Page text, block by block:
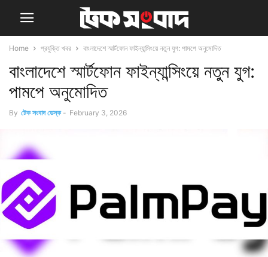
Home প্রযুক্তি খবর বাংলাদেশে স্মার্টফোন ফাইন্যান্সিংয়ে নতুন যুগ: পামপে অনুমোদিত
বাংলাদেশে স্মার্টফোন ফাইন্যান্সিংয়ে নতুন যুগ:
পামপে অনুমোদিত
By টেক সংবাদ ডেস্ক - February 3, 2026